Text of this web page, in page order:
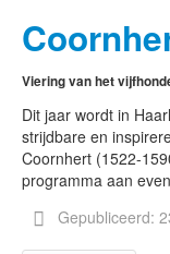
Viering van het
Dit jaar wordt in
strijdbare en
Coornhert (1522-
programma aan
Gepubliceerd: